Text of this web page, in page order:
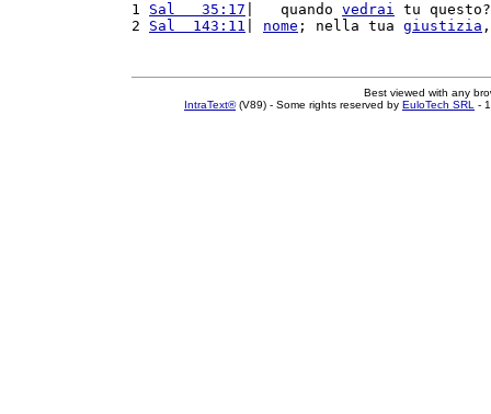
1 Sal   35:17 |   quando vedrai tu
2 Sal  143:11 nome ; nella tua giustizia
Best viewed with any
IntraText®(V89) - Some rights reserved by EuloTech SRL -